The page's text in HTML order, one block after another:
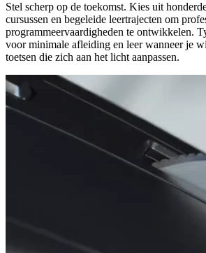
Stel scherp op de toekomst. Kies uit
cursussen en begeleide leertrajecten om
programmeervaardigheden te ontwikkelen.
voor minimale afleiding en leer wanneer je
toetsen die zich aan het licht aanpassen.